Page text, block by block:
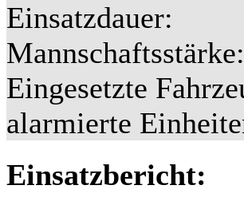
Einsatzdauer:
Mannschaftsstärke:
Eingesetzte
alarmierte
Einsatzbericht: